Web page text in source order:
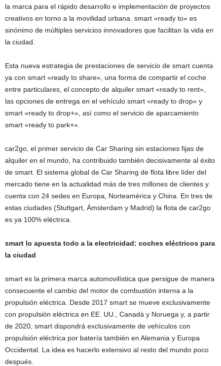
la marca para el rápido desarrollo e implementación de proyectos
creativos en torno a la movilidad urbana. smart «ready to» es
sinónimo de múltiples servicios innovadores que facilitan la vida en
la ciudad.
Esta nueva estrategia de prestaciones de servicio de smart cuenta
ya con smart «ready to share», una forma de compartir el coche
entre particulares, el concepto de alquiler smart «ready to rent»,
las opciones de entrega en el vehículo smart «ready to drop» y
smart «ready to drop+», así como el servicio de aparcamiento
smart «ready to park+».
car2go, el primer servicio de Car Sharing sin estaciones fijas de
alquiler en el mundo, ha contribuido también decisivamente al éxito
de smart. El sistema global de Car Sharing de flota libre líder del
mercado tiene en la actualidad más de tres millones de clientes y
cuenta con 24 sedes en Europa, Norteamérica y China. En tres de
estas ciudades (Stuttgart, Ámsterdam y Madrid) la flota de car2go
es ya 100% eléctrica.
smart lo apuesta todo a la electricidad: coches eléctricos para
la ciudad
smart es la primera marca automovilística que persigue de manera
consecuente el cambio del motor de combustión interna a la
propulsión eléctrica. Desde 2017 smart se mueve exclusivamente
con propulsión eléctrica en EE. UU., Canadá y Noruega y, a partir
de 2020, smart dispondrá exclusivamente de vehículos con
propulsión eléctrica por batería también en Alemania y Europa
Occidental. La idea es hacerlo extensivo al resto del mundo poco
después.